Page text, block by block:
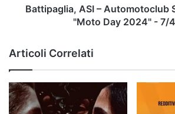
Battipaglia, ASI – Automotoclub
"Moto Day 2024" - 7/
Articoli Correlati